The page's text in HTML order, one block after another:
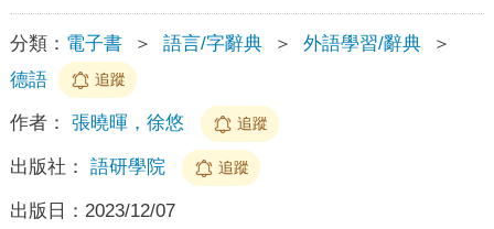
分類： 電子書 ＞ 語言/字辭典 ＞ 外語學習/辭典
＞
德語
追蹤
作者： 張曉暉，徐悠 追蹤
出版社： 語研學院 追蹤
出版日： 2023/12/07